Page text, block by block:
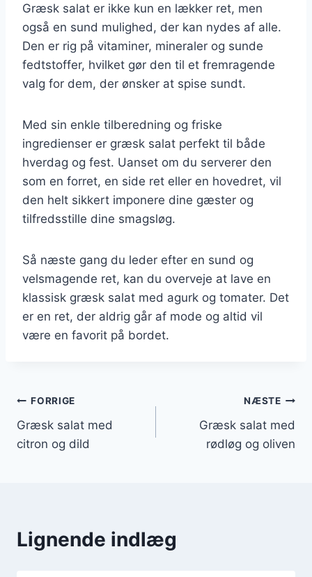
Græsk salat er ikke kun en lækker ret, men
også en sund mulighed, der kan nydes af alle.
Den er rig på vitaminer, mineraler og sunde
fedtstoffer, hvilket gør den til et fremragende
valg for dem, der ønsker at spise sundt.
Med sin enkle tilberedning og friske
ingredienser er græsk salat perfekt til både
hverdag og fest. Uanset om du serverer den
som en forret, en side ret eller en hovedret, vil
den helt sikkert imponere dine gæster og
tilfredsstille dine smagsløg.
Så næste gang du leder efter en sund og
velsmagende ret, kan du overveje at lave en
klassisk græsk salat med agurk og tomater. Det
er en ret, der aldrig går af mode og altid vil
være en favorit på bordet.
Indlægsnavigation
FORRIGE
Græsk salat med
citron og dild
NÆSTE
Græsk salat med
rødløg og oliven
Lignende indlæg